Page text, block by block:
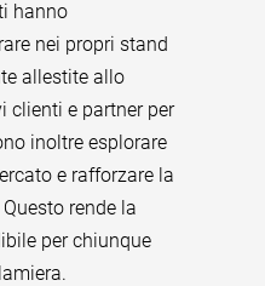
hanno
nei propri stand
allestite allo
clienti e partner per
inoltre esplorare
e rafforzare la
rende la
per chiunque